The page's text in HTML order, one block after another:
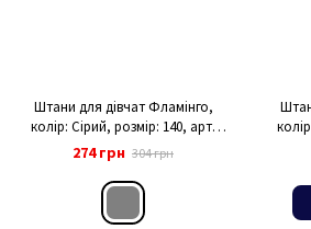
Штани для дівчат Фламінго,
колір: Сірий, розмір: 140, арт.
921-1109
274 грн 304 грн